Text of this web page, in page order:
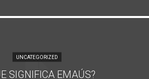
UNCATEGORIZED
SIGNIFICA EMAÚS?